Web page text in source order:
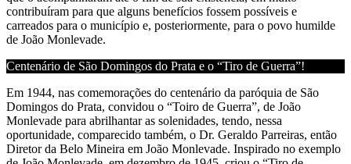
contribuíram para que alguns benefícios fossem possíveis e
carreados para o município e, posteriormente, para o povo humilde
de João Monlevade.
Centenário de São Domingos do Prata e o “Tiro de Guerra”!
Em 1944, nas comemorações do centenário da paróquia de São
Domingos do Prata, convidou o “Toiro de Guerra”, de João
Monlevade para abrilhantar as solenidades, tendo, nessa
oportunidade, comparecido também, o Dr. Geraldo Parreiras, então
Diretor da Belo Mineira em João Monlevade. Inspirado no exemplo